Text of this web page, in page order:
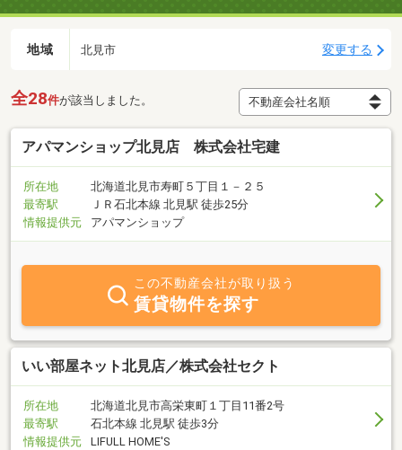
地域 北見市 変更する
全28件が該当しました。
アパマンショップ北見店 株式会社宅建
所在地
北海道北見市寿町５丁目１－２５
最寄駅
ＪＲ石北本線 北見駅 徒歩25分
情報提供元
アパマンショップ
この不動産会社が取り扱う
賃貸物件を探す
いい部屋ネット北見店／株式会社セクト
所在地
北海道北見市高栄東町１丁目11番2号
最寄駅
石北本線 北見駅 徒歩3分
情報提供元
LIFULL HOME'S